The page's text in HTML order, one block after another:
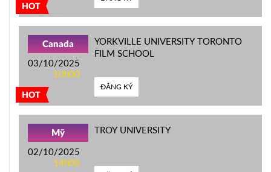
HOT
HOT
Canada
03/10/2025
10h00
YORKVILLE UNIVERSITY TORONTO
FILM SCHOOL
ĐĂNG KÝ
Mỹ
02/10/2025
14h00
TROY UNIVERSITY